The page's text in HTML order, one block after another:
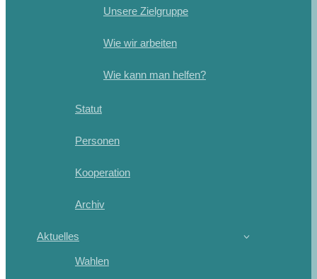
Unsere Zielgruppe
Wie wir arbeiten
Wie kann man helfen?
Statut
Personen
Kooperation
Archiv
Aktuelles
Wahlen